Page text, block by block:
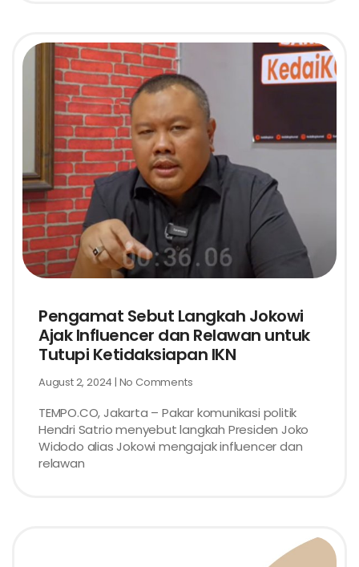
Pengamat Sebut Langkah Jokowi
Ajak Influencer dan Relawan untuk
Tutupi Ketidaksiapan IKN
August 2, 2024 No Comments
TEMPO.CO, Jakarta – Pakar komunikasi politik
Hendri Satrio menyebut langkah Presiden Joko
Widodo alias Jokowi mengajak influencer dan
relawan